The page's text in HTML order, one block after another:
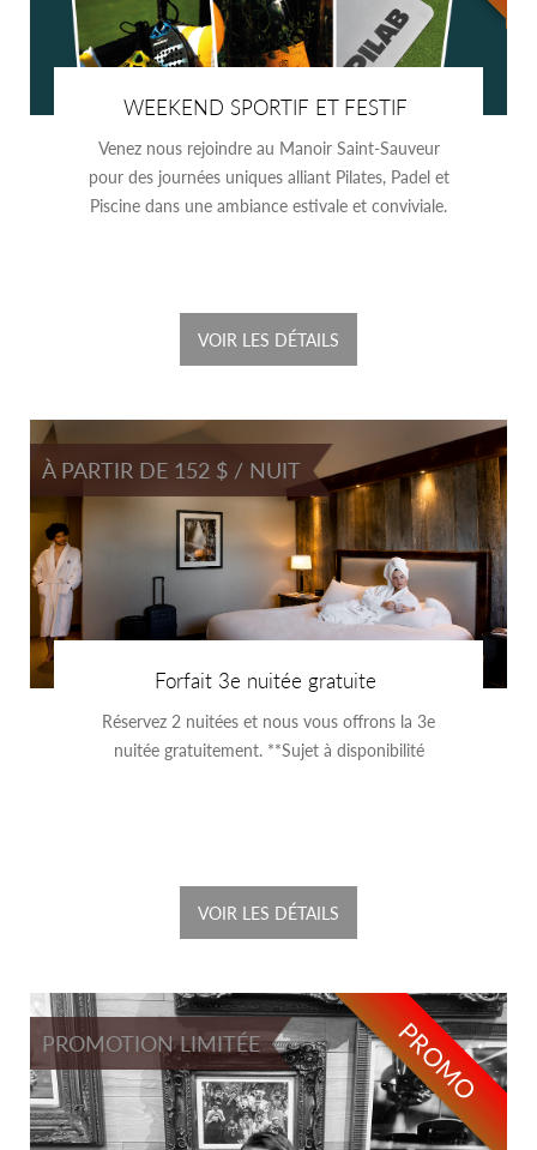
WEEKEND SPORTIF ET FESTIF
Venez nous rejoindre au Manoir Saint-Sauveur
pour des journées uniques alliant Pilates, Padel et
Piscine dans une ambiance estivale et conviviale.
VOIR LES DÉTAILS
À PARTIR DE 152 $ / NUIT
Forfait 3e nuitée gratuite
Réservez 2 nuitées et nous vous offrons la 3e
nuitée gratuitement. **Sujet à disponibilité
VOIR LES DÉTAILS
PROMO
PROMOTION LIMITÉE